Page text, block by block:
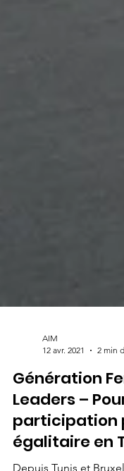
AIM
Génération
Leaders –
participation